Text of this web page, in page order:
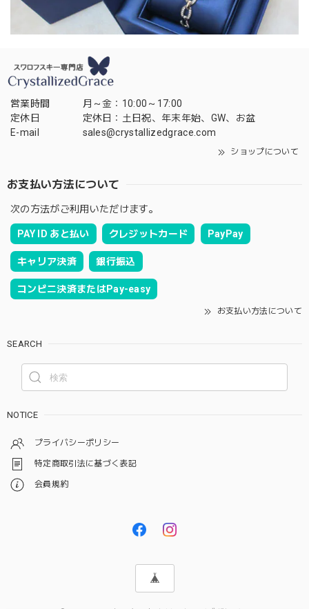
営業時間
月～金：10:00～17:00
定休日
定休日：土日祝、年末年始、GW、お盆
E-mail
sales@crystallizedgrace.com
ショップについて
お支払い方法について
次の方法がご利用いただけます。
PAY ID あと払い クレジットカード PayPay
キャリア決済 銀行振込
コンビニ決済またはPay-easy
お支払い方法について
SEARCH
NOTICE
プライバシーポリシー
特定商取引法に基づく表記
会員規約